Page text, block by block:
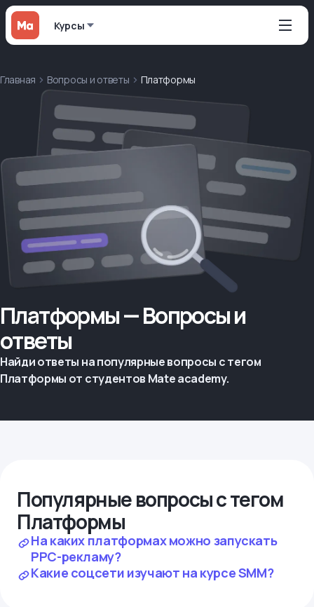
Курсы
Главная Вопросы и ответы Платформы
Платформы — Вопросы и
ответы
Найди ответы на популярные вопросы с тегом
Платформы от студентов Mate academy.
Популярные вопросы с тегом
Платформы
На каких платформах можно запускать
PPC-рекламу?
Какие соцсети изучают на курсе SMM?